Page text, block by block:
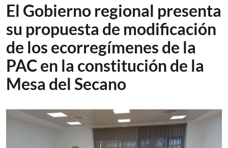
El Gobierno regional presenta
su propuesta de modificación
de los ecorregímenes de la
PAC en la constitución de la
Mesa del Secano